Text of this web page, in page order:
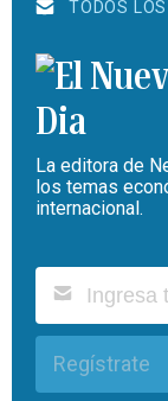
TODOS
La editora de
los temas
internacional.
Regístrate